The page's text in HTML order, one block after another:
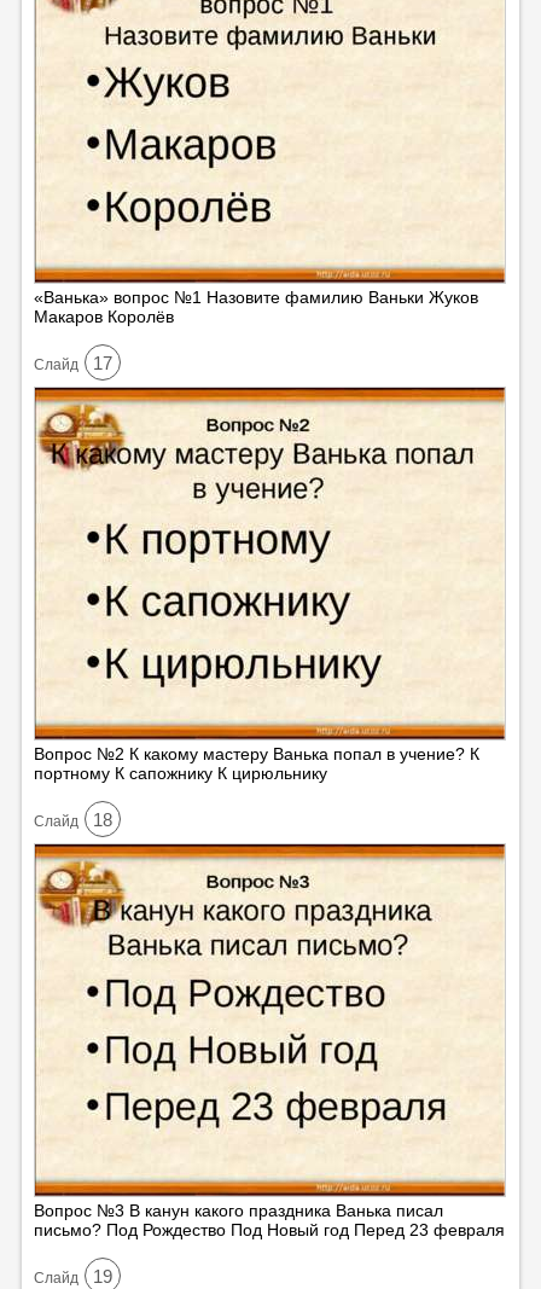
«Ванька» вопрос №1 Назовите фамилию Ваньки Жуков
Макаров Королёв
Cлайд 17
Вопрос №2 К какому мастеру Ванька попал в учение? К
портному К сапожнику К цирюльнику
Cлайд 18
Вопрос №3 В канун какого праздника Ванька писал
письмо? Под Рождество Под Новый год Перед 23 февраля
Cлайд 19